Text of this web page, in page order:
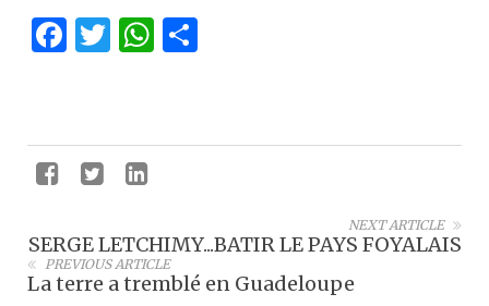
Facebook
Twitter
WhatsApp
NEXT ARTICLE
SERGE LETCHIMY...BATIR LE PAYS FOYALAIS
PREVIOUS ARTICLE
La terre a tremblé en Guadeloupe